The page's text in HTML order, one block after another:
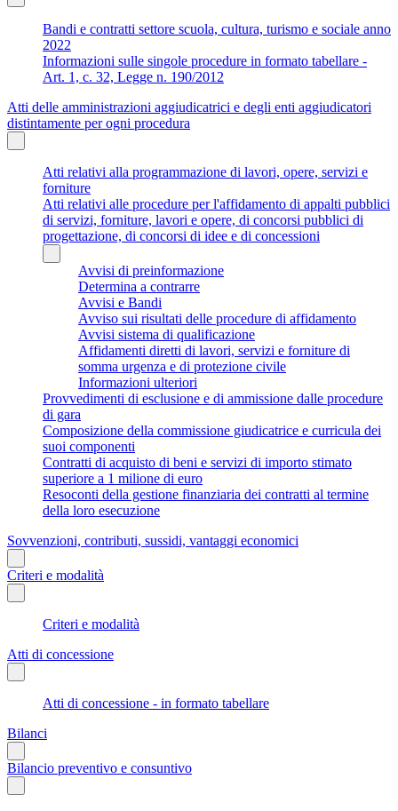
Bandi e contratti settore scuola, cultura, turismo e sociale anno
2022
Informazioni sulle singole procedure in formato tabellare -
Art. 1, c. 32, Legge n. 190/2012
Atti delle amministrazioni aggiudicatrici e degli enti aggiudicatori
distintamente per ogni procedura
Atti relativi alla programmazione di lavori, opere, servizi e
forniture
Atti relativi alle procedure per l'affidamento di appalti pubblici
di servizi, forniture, lavori e opere, di concorsi pubblici di
progettazione, di concorsi di idee e di concessioni
Avvisi di preinformazione
Determina a contrarre
Avvisi e Bandi
Avviso sui risultati delle procedure di affidamento
Avvisi sistema di qualificazione
Affidamenti diretti di lavori, servizi e forniture di
somma urgenza e di protezione civile
Informazioni ulteriori
Provvedimenti di esclusione e di ammissione dalle procedure
di gara
Composizione della commissione giudicatrice e curricula dei
suoi componenti
Contratti di acquisto di beni e servizi di importo stimato
superiore a 1 milione di euro
Resoconti della gestione finanziaria dei contratti al termine
della loro esecuzione
Sovvenzioni, contributi, sussidi, vantaggi economici
Criteri e modalità
Criteri e modalità
Atti di concessione
Atti di concessione - in formato tabellare
Bilanci
Bilancio preventivo e consuntivo